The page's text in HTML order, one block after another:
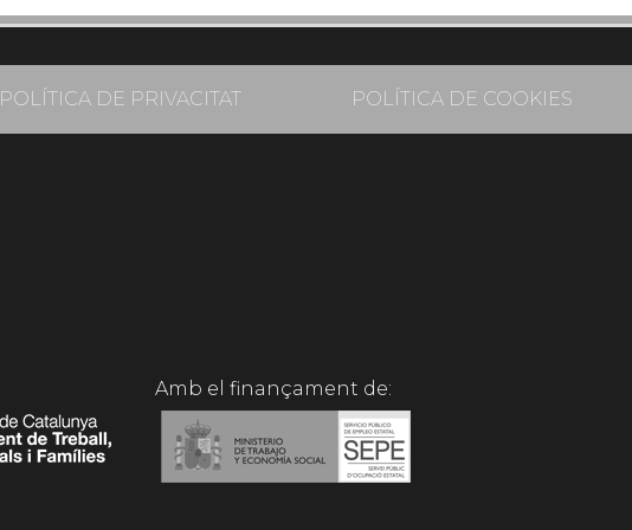
POLÍTICA DE PRIVACITAT POLÍTICA DE COOKIES
Amb el finançament de: